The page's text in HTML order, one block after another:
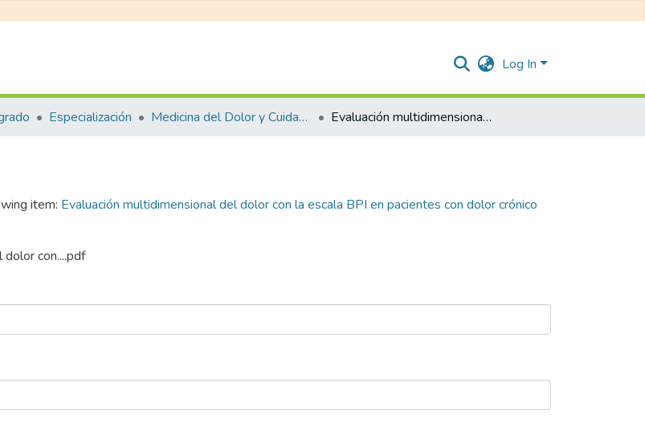
Log In
Especialización Medicina del Dolor y Cuidados Paliativos Evaluación multidimensional del dolor con la escala BPI en pacientes con dolor crónico en manejo ambulatorio con infusión de lidocaína
item: Evaluación multidimensional del dolor con la escala BPI en pacientes con dolor crónico
con....pdf